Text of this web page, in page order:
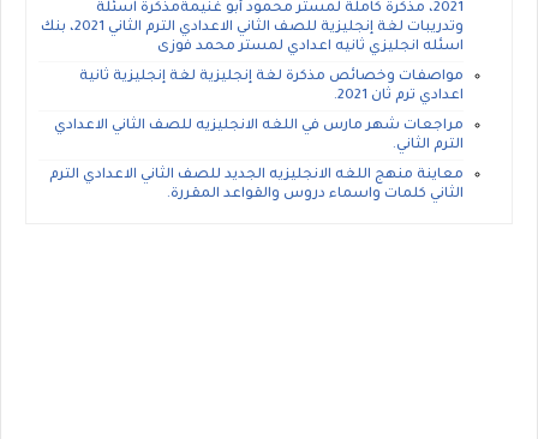
2021، مذكرة كاملة لمستر محمود أبو غنيمةمذكرة اسئلة
وتدريبات لغة إنجليزية للصف الثاني الاعدادي الترم الثاني 2021، بنك
اسئله انجليزي ثانيه اعدادي لمستر محمد فوزى
مواصفات وخصائص مذكرة لغة إنجليزية لغة إنجليزية ثانية
اعدادي ترم ثان 2021.
مراجعات شهر مارس في اللغه الانجليزيه للصف الثاني الاعدادي
الترم الثاني.
معاينة منهج اللغه الانجليزيه الجديد للصف الثاني الاعدادي الترم
الثاني كلمات واسماء دروس والقواعد المقررة.